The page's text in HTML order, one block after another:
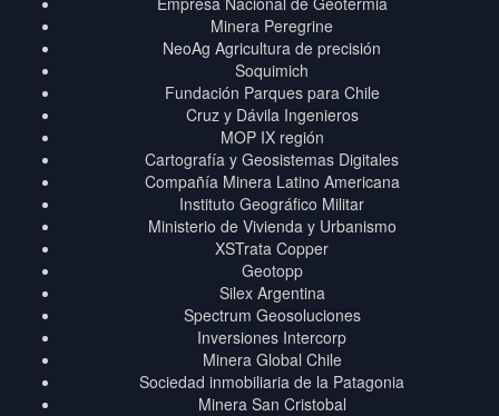
Minera Peregrine
NeoAg Agricultura de precisión
Soquimich
Fundación Parques para Chile
Cruz y Dávila Ingenieros
MOP IX región
Cartografía y Geosistemas Digitales
Compañía Minera Latino Americana
Instituto Geográfico Militar
Ministerio de Vivienda y Urbanismo
XSTrata Copper
Geotopp
Silex Argentina
Spectrum Geosoluciones
Inversiones Intercorp
Minera Global Chile
Sociedad inmobiliaria de la Patagonia
Minera San Cristobal